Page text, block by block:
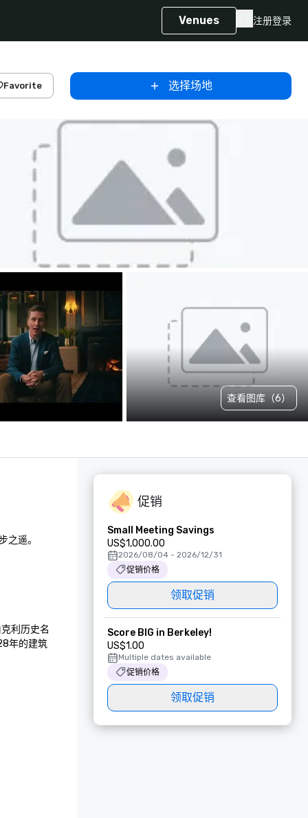
Venues 注册登录
Favorite 选择场地
查看图库（6）
之遥。
利历史名
年的建筑
促销
Small Meeting Savings
US$1,000.00
2026/08/04 - 2026/12/31
促销价格
领取促销
Score BIG in Berkeley!
US$1.00
Multiple dates available
促销价格
领取促销